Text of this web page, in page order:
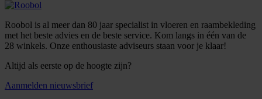
Roobol is al meer dan 80 jaar specialist in vloeren en raambekleding
met het beste advies en de beste service. Kom langs in één van de
28 winkels. Onze enthousiaste adviseurs staan voor je klaar!
Altijd als eerste op de hoogte zijn?
Aanmelden nieuwsbrief